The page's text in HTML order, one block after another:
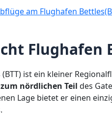
am Flughafen
Flughafen
ist ein kleiner
nördlichen Teil des
Lage bietet er einen